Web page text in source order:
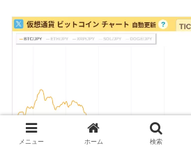
メニュー ホーム 検索